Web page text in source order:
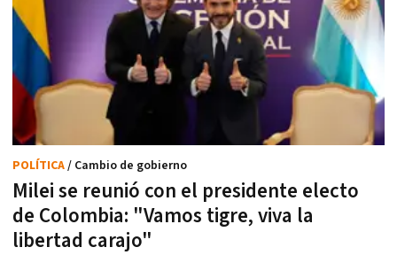
Milei se reunió con el presidente electo
de Colombia: "Vamos tigre, viva la
libertad carajo"
POLÍTICA/ Cambio de gobierno